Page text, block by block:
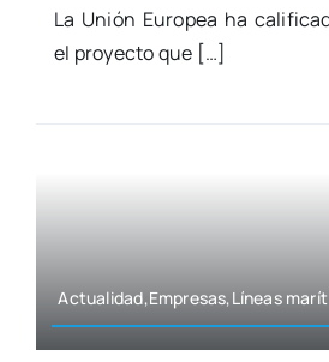
La Unión Euro­pea ha
el pro­yec­to que […]
Actualidad,Empresas,Líneas